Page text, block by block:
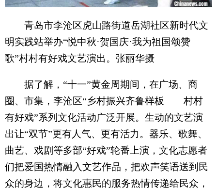
青岛市李沧区虎山路街道岳湖社区新时代文
明实践站举办“悦中秋·贺国庆·我为祖国颂赞
歌”村村有好戏文艺演出。张丽华摄
据了解，“十一”黄金周期间，在广场、商
圈、市集，李沧区“乡村振兴齐鲁样板——村村
有好戏”系列文化活动广泛开展。生动的文艺演
出让“双节”更有人气、更有活力。器乐、歌舞、
曲艺、戏剧等多部“好戏”轮番上演，文化志愿者
们把爱国热情融入文艺作品，把欢声笑语送到民
众的身边，将文化惠民的服务热情传递给民众，